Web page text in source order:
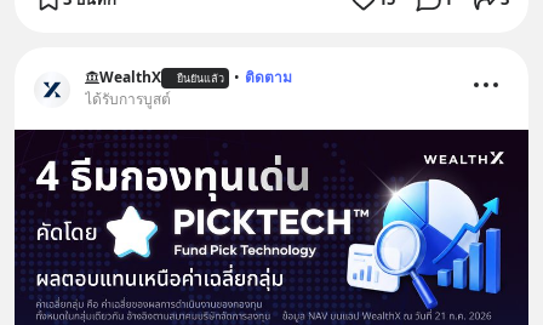
WealthX ยืนยันแล้ว • ติดตาม
ได้รับการบูสต์